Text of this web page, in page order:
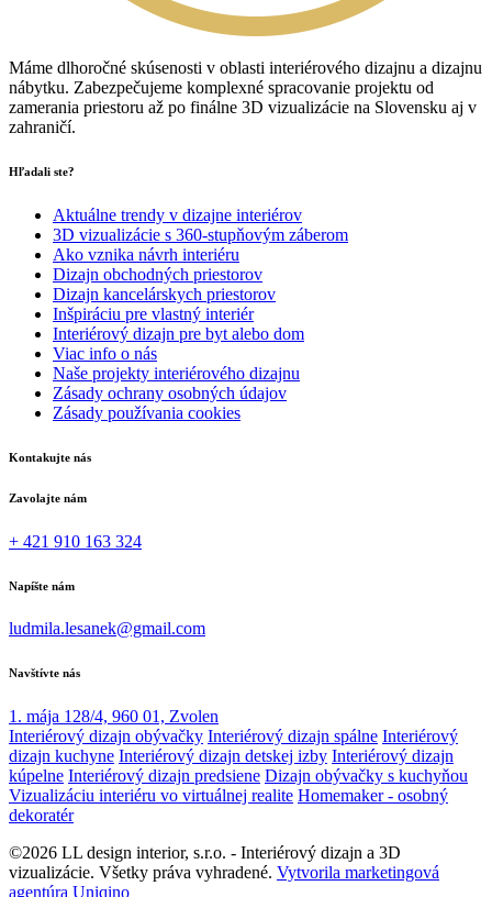
Máme dlhoročné skúsenosti v oblasti interiérového dizajnu a dizajnu
nábytku. Zabezpečujeme komplexné spracovanie projektu od
zamerania priestoru až po finálne 3D vizualizácie na Slovensku aj v
zahraničí.
Hľadali ste?
Aktuálne trendy v dizajne interiérov
3D vizualizácie s 360-stupňovým záberom
Ako vznika návrh interiéru
Dizajn obchodných priestorov
Dizajn kancelárskych priestorov
Inšpiráciu pre vlastný interiér
Interiérový dizajn pre byt alebo dom
Viac info o nás
Naše projekty interiérového dizajnu
Zásady ochrany osobných údajov
Zásady používania cookies
Kontakujte nás
Zavolajte nám
+ 421 910 163 324
Napíšte nám
ludmila.lesanek@gmail.com
Navštívte nás
1. mája 128/4, 960 01, Zvolen
Interiérový dizajn obývačky Interiérový dizajn spálne Interiérový
dizajn kuchyne Interiérový dizajn detskej izby Interiérový dizajn
kúpelne Interiérový dizajn predsiene Dizajn obývačky s kuchyňou
Vizualizáciu interiéru vo virtuálnej realite Homemaker - osobný
dekoratér
©2026 LL design interior, s.r.o. - Interiérový dizajn a 3D
vizualizácie. Všetky práva vyhradené. Vytvorila marketingová
agentúra Uniqino